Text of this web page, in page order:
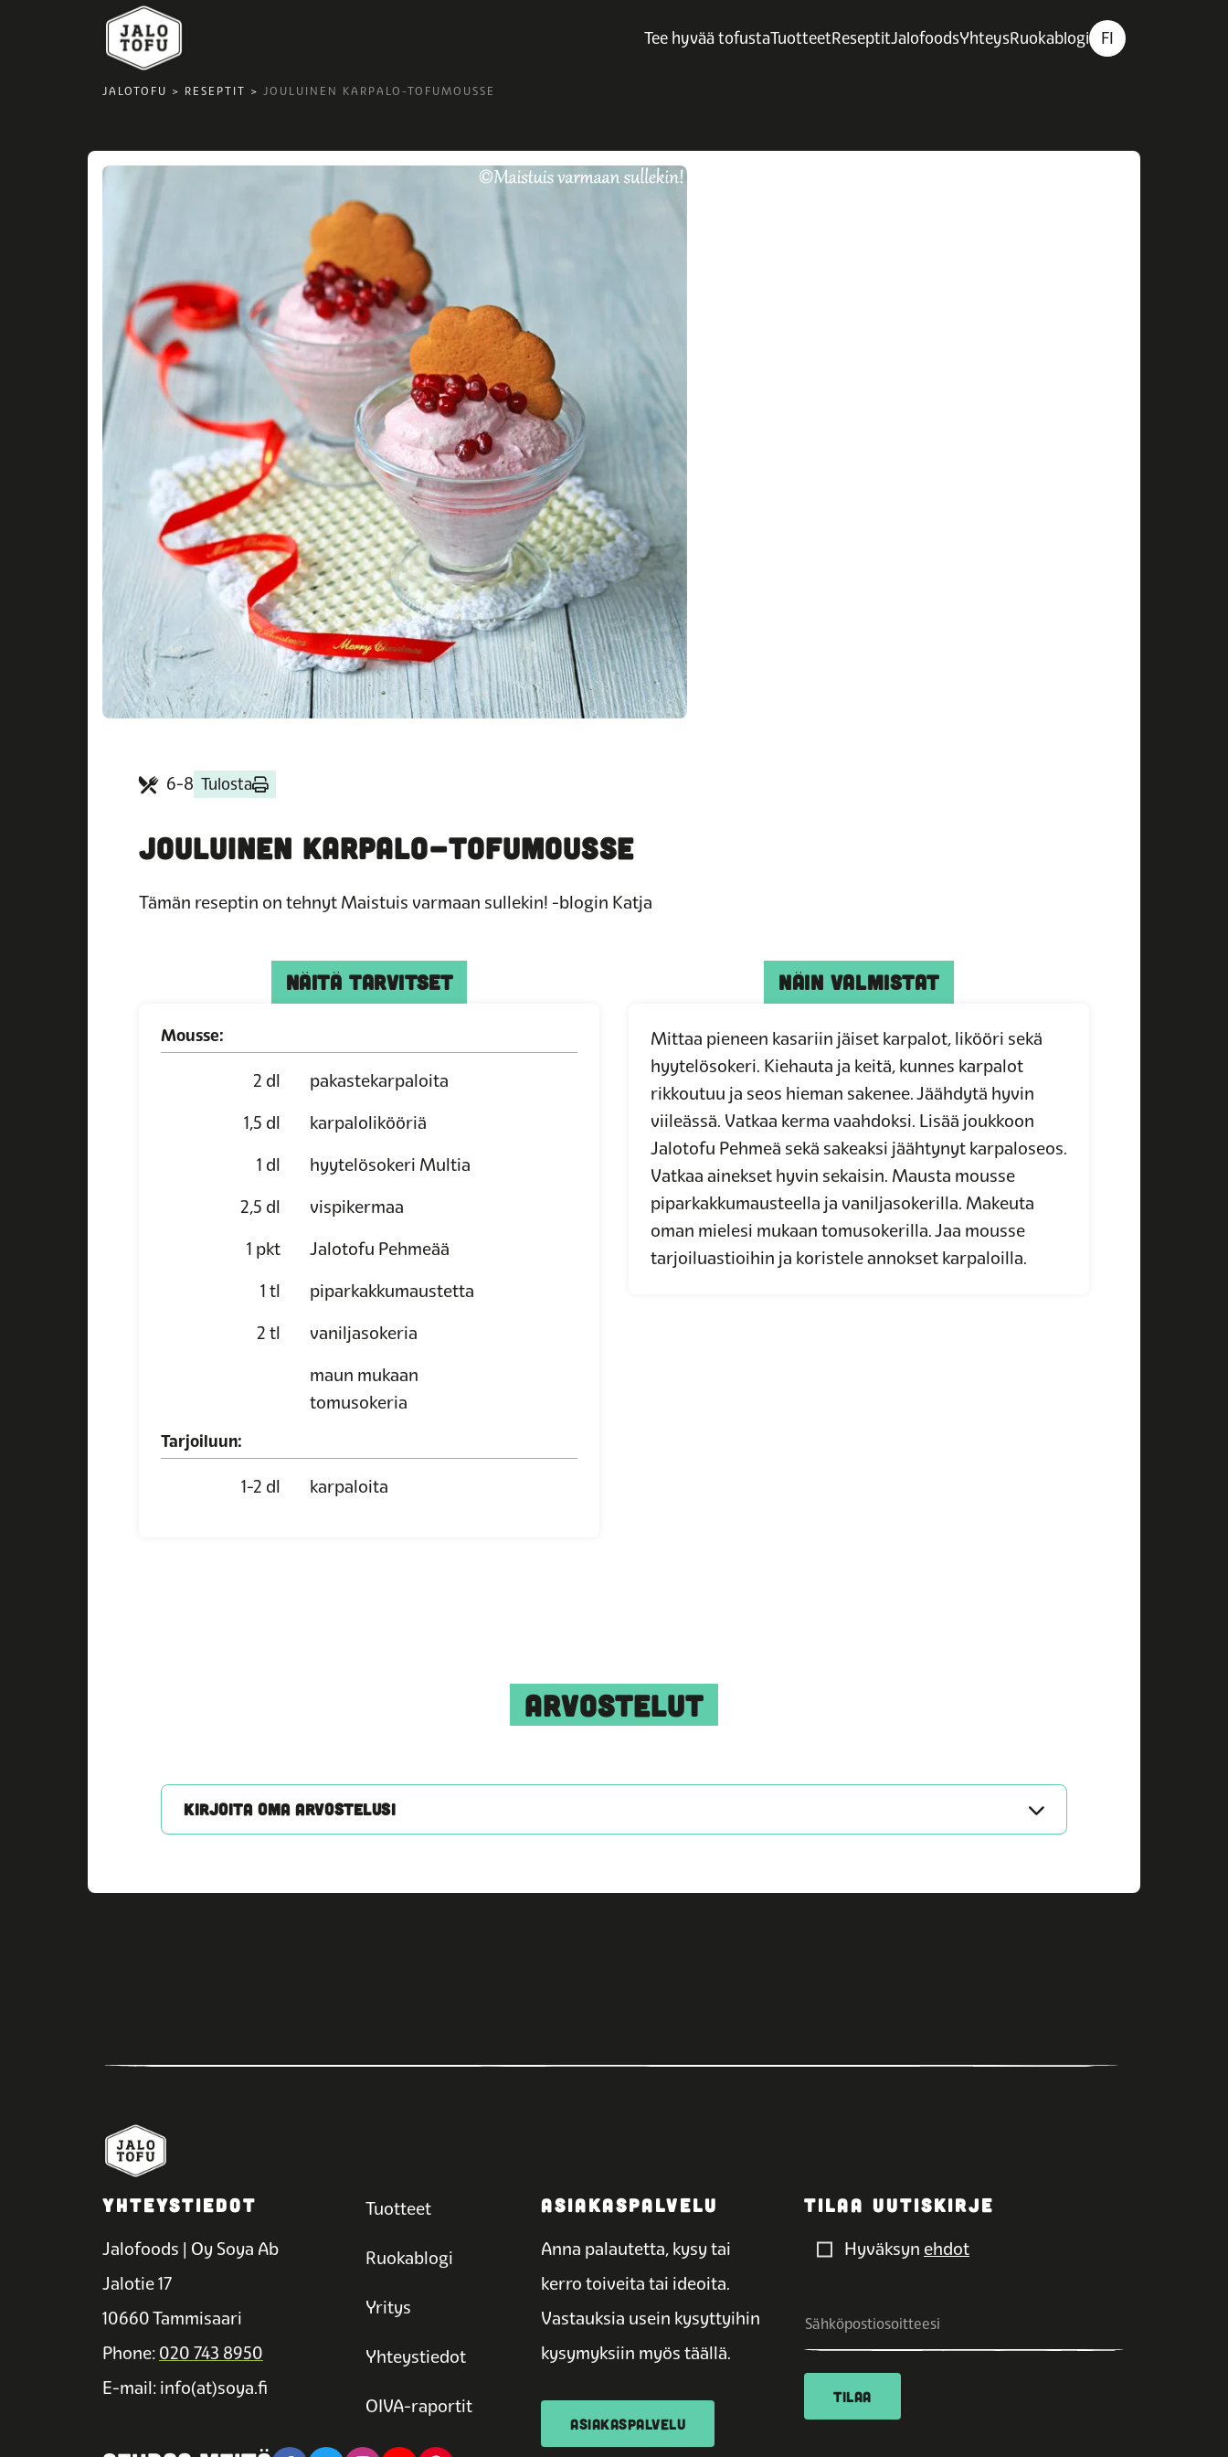
Tee hyvää tofustaTuotteetReseptitJalofoodsYhteysRuokablogi FI
JALOTOFU > RESEPTIT > JOULUINEN KARPALO-TOFUMOUSSE
6-8 Tulosta
JOULUINEN KARPALO-TOFUMOUSSE
Tämän reseptin on tehnyt Maistuis varmaan sullekin! -blogin Katja
NÄITÄ TARVITSET
Mousse:
2 dl
pakastekarpaloita
1,5 dl
karpalolikööriä
1 dl
hyytelösokeri Multia
2,5 dl
vispikermaa
1 pkt
Jalotofu Pehmeää
1 tl
piparkakkumaustetta
2 tl
vaniljasokeria
maun mukaan
tomusokeria
Tarjoiluun:
1-2 dl karpaloita
NÄIN VALMISTAT
Mittaa pieneen kasariin jäiset karpalot, likööri sekä
hyytelösokeri. Kiehauta ja keitä, kunnes karpalot
rikkoutuu ja seos hieman sakenee. Jäähdytä hyvin
viileässä. Vatkaa kerma vaahdoksi. Lisää joukkoon
Jalotofu Pehmeä sekä sakeaksi jäähtynyt karpaloseos.
Vatkaa ainekset hyvin sekaisin. Mausta mousse
piparkakkumausteella ja vaniljasokerilla. Makeuta
oman mielesi mukaan tomusokerilla. Jaa mousse
tarjoiluastioihin ja koristele annokset karpaloilla.
ARVOSTELUT
KIRJOITA OMA ARVOSTELUSI
YHTEYSTIEDOT
Jalofoods | Oy Soya Ab
Jalotie 17
10660 Tammisaari
Phone: 020 743 8950
E-mail: info(at)soya.fi
Tuotteet
Ruokablogi
Yritys
Yhteystiedot
OIVA-raportit
ASIAKASPALVELU
Anna palautetta, kysy tai
kerro toiveita tai ideoita.
Vastauksia usein kysyttyihin
kysymyksiin myös täällä.
ASIAKASPALVELU
TILAA UUTISKIRJE
Hyväksyn ehdot
TILAA